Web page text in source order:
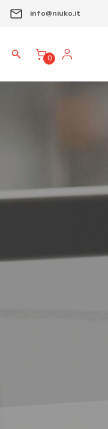
info@niuko.it
0